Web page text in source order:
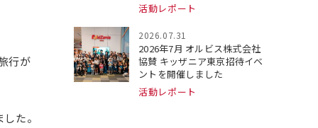
行が
た。
活動レポート
2026.07.31
2026年7月 オルビス株式会社
協賛 キッザニア東京招待イベ
ントを開催しました
活動レポート